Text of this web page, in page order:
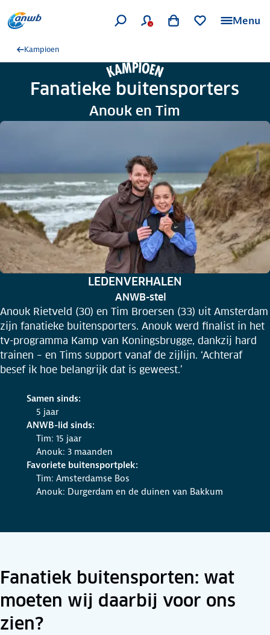
Menu
Kampioen
Fanatieke buitensporters
Anouk en Tim
RUBRIEK:
LEDENVERHALEN
ANWB-stel
Anouk Rietveld (30) en Tim Broersen (33) uit Amsterdam
zijn fanatieke buitensporters. Anouk werd finalist in het
tv-programma Kamp van Koningsbrugge, dankzij hard
trainen – en Tims support vanaf de zijlijn. ‘Achteraf
besef ik hoe belangrijk dat is geweest.’
Samen sinds:
5 jaar
ANWB-lid sinds:
Tim: 15 jaar
Anouk: 3 maanden
Favoriete buitensportplek:
Tim: Amsterdamse Bos
Anouk: Durgerdam en de duinen van Bakkum
Fanatiek buitensporten: wat
moeten wij daarbij voor ons
zien?